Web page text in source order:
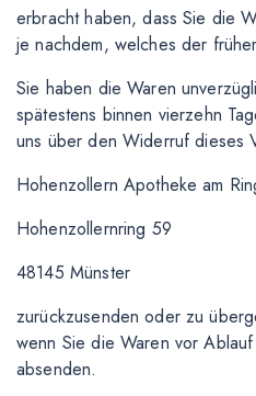
erbracht haben, dass Sie die
je nachdem, welches der
Sie haben die Waren
spätestens binnen vierzehn
uns über den Widerruf dieses
Hohenzollern Apotheke am
Hohenzollernring 59
48145 Münster
zurückzusenden oder zu
wenn Sie die Waren vor
absenden.